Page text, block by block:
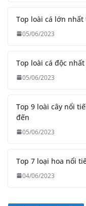
Top loài cá lớn
05/06/2023
Top loài cá độc
05/06/2023
Top 9 loài cây nổi
đến
05/06/2023
Top 7 loại hoa nổi
04/06/2023